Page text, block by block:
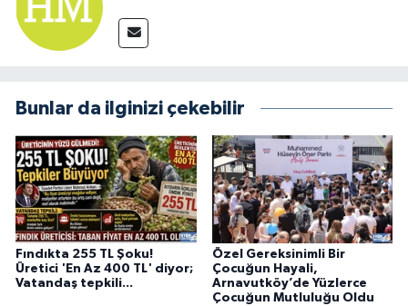
Bunlar da ilginizi çekebilir
Fındıkta 255 TL Şoku!
Üretici 'En Az 400 TL' diyor;
Vatandaş tepkili...
Özel Gereksinimli Bir
Çocuğun Hayali,
Arnavutköy’de Yüzlerce
Çocuğun Mutluluğu Oldu